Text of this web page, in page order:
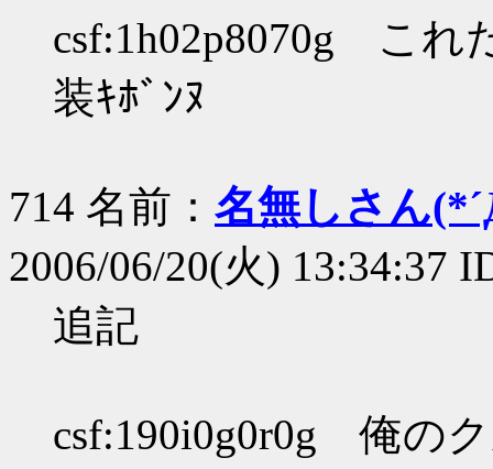
csf:1h02p8070g これ
装ｷﾎﾞﾝﾇ
714 名前： 名無しさん
2006/06/20(火) 13:34:37
追記
csf:190i0g0r0g 俺の